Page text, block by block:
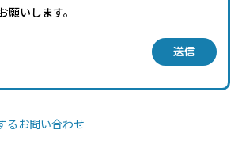
願いします。
送信
るお問い合わせ